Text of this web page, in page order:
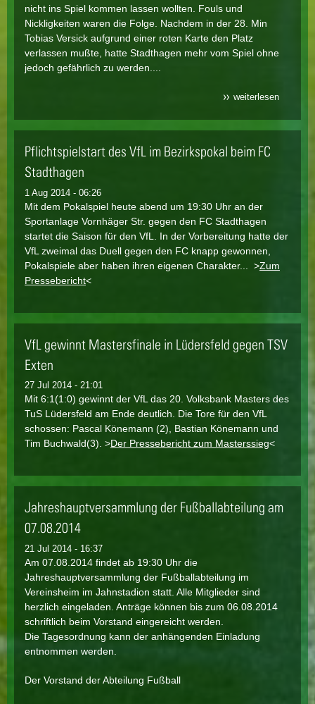
nicht ins Spiel kommen lassen wollten. Fouls und
Nickligkeiten waren die Folge. Nachdem in der 28. Min
Tobias Versick aufgrund einer roten Karte den Platz
verlassen mußte, hatte Stadthagen mehr vom Spiel ohne
jedoch gefährlich zu werden....
weiterlesenüber vfl
nächste
runde
Pflichtspielstart des VfL im Bezirkspokal beim FC
Stadthagen
1 Aug 2014 - 06:26
Mit dem Pokalspiel heute abend um 19:30 Uhr an der
Sportanlage Vornhäger Str. gegen den FC Stadthagen
startet die Saison für den VfL. In der Vorbereitung hatte der
VfL zweimal das Duell gegen den FC knapp gewonnen,
Pokalspiele aber haben ihren eigenen Charakter... >Zum
Pressebericht<
VfL gewinnt Mastersfinale in Lüdersfeld gegen TSV
Exten
27 Jul 2014 - 21:01
Mit 6:1(1:0) gewinnt der VfL das 20. Volksbank Masters des
TuS Lüdersfeld am Ende deutlich. Die Tore für den VfL
schossen: Pascal Könemann (2), Bastian Könemann und
Tim Buchwald(3). >Der Pressebericht zum Masterssieg<
Jahreshauptversammlung der Fußballabteilung am
07.08.2014
21 Jul 2014 - 16:37
Am 07.08.2014 findet ab 19:30 Uhr die
Jahreshauptversammlung der Fußballabteilung im
Vereinsheim im Jahnstadion statt. Alle Mitglieder sind
herzlich eingeladen. Anträge können bis zum 06.08.2014
schriftlich beim Vorstand eingereicht werden.
Die Tagesordnung kann der anhängenden Einladung
entnommen werden.
Der Vorstand der Abteilung Fußball